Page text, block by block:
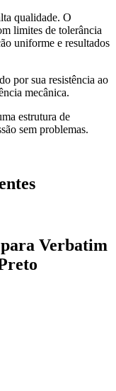
qualidade. O
limites de tolerância
uniforme e resultados
por sua resistência ao
mecânica.
estrutura de
sem problemas.
Verbatim